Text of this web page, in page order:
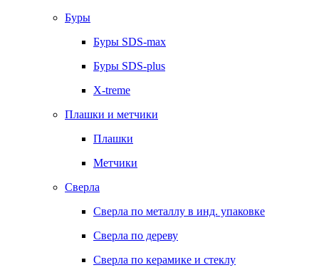
Буры
Буры SDS-max
Буры SDS-plus
X-treme
Плашки и метчики
Плашки
Метчики
Сверла
Сверла по металлу в инд. упаковке
Сверла по дереву
Сверла по керамике и стеклу